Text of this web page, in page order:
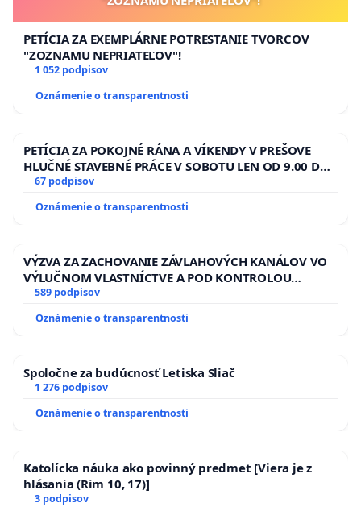
PETÍCIA ZA EXEMPLÁRNE POTRESTANIE TVORCOV
"ZOZNAMU NEPRIATEĽOV"!
1 052 podpisov
Oznámenie o transparentnosti
PETÍCIA ZA POKOJNÉ RÁNA A VÍKENDY V PREŠOVE
HLUČNÉ STAVEBNÉ PRÁCE V SOBOTU LEN OD 9.00 DO
13.00 HOD., CEZ PRACOVNÝ TÝŽDEŇ CIEĽ 8.00 – 18.00
HOD. A PRAVIDELNÁ KONTROLA STAVBY C-AREA NA
ĎUMBIERSKEJ/MAGU
67 podpisov
Oznámenie o transparentnosti
VÝZVA ZA ZACHOVANIE ZÁVLAHOVÝCH KANÁLOV VO
VÝLUČNOM VLASTNÍCTVE A POD KONTROLOU
SLOVENSKEJ REPUBLIKY & žiadosť na riešenie
zanedbaného stavu závlahových a odvodňovacích
kanálov na Slovensku
589 podpisov
Oznámenie o transparentnosti
Spoločne za budúcnosť Letiska Sliač
1 276 podpisov
Oznámenie o transparentnosti
Katolícka náuka ako povinný predmet [Viera je z
hlásania (Rim 10, 17)]
3 podpisov